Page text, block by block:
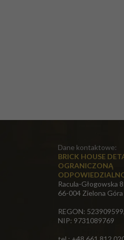
Dane kontaktowe:
BRICK HOUSE
OGRANICZONĄ
Racula-Głogowska
66-004 Zielona Góra
REGON: 523909599,
NIP: 9731089769